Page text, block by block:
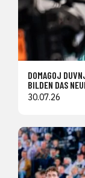
DOMAGOJ
BILDEN DAS
30.07.26